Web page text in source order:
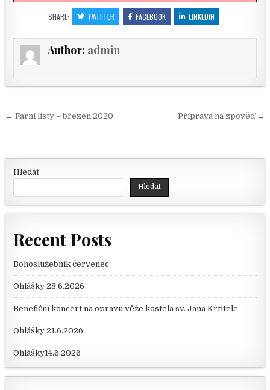
SHARE: TWITTER FACEBOOK LINKEDIN
Author: admin
Navigace pro příspěvekPříprava na zpověď →
← Farní listy – březen 2020
Hledat
Hledat
Recent Posts
Bohoslužebník červenec
Ohlášky 28.6.2026
Benefiční koncert na opravu věže kostela sv. Jana Křtitele
Ohlášky 21.6.2026
Ohlášky14.6.2026